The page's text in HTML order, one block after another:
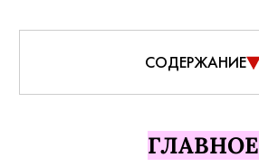
СОДЕРЖАНИЕ
ГЛАВНОЕ